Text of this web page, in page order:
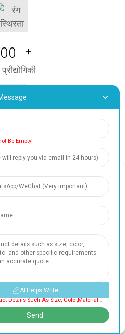
+
+
पेशेवरों
उपभोक्ता
बीआरसी, आईएसओ)
Be Empty!
* Enter Product Details Such As Size, Color,materials Etc. And Other Specific Requirements To Receive An Accurate Quote. Cannot Be Empty
AI Helps Write
Send
Consent
Cookie files help us to
website, simplify navigation, keep our
efforts. By clicking "Accept",
on your device for these purposes.
preferences. For more information,
Deny